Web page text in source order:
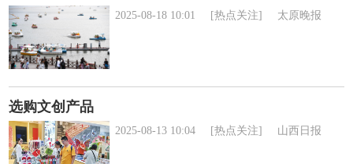
2025-08-18 10:01 [热点关注] 太原晚报
选购文创产品
2025-08-13 10:04 [热点关注] 山西日报